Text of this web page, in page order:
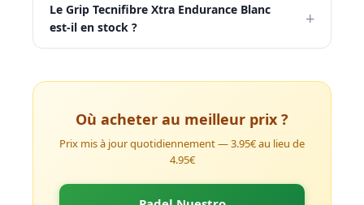
Le Grip Tecnifibre Xtra Endurance Blanc
est-il en stock ?
+
Où acheter au meilleur prix ?
Prix mis à jour quotidiennement — 3.95€ au lieu de
4.95€